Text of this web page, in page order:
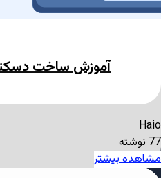
آموزش ساخت
Haio
77 نوشته
مشاهده بیشتر